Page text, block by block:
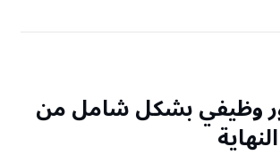
وظيفي بشكل شامل من